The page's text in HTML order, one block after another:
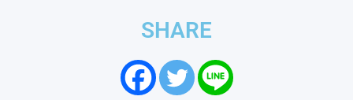
SHARE